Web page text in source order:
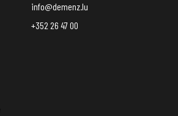
info@demenz.lu
+352 26 47 00